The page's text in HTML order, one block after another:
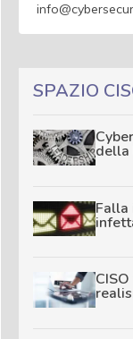
SPAZIO
della
Falla